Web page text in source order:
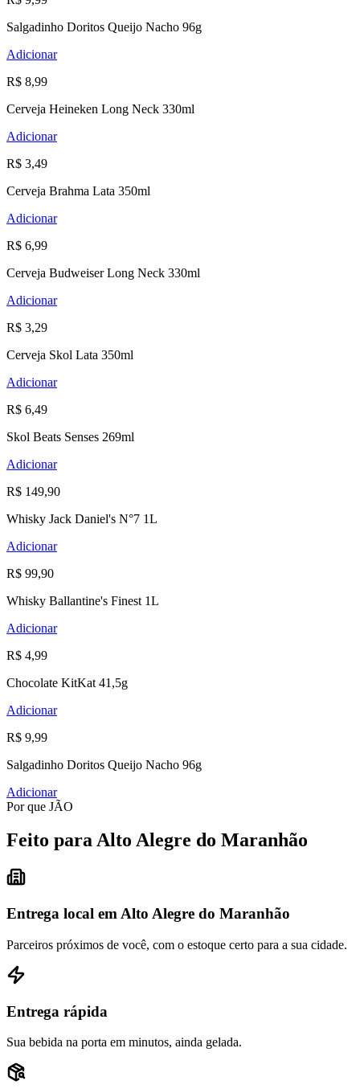
Salgadinho Doritos Queijo Nacho 96g
Adicionar
R$ 8,99
Cerveja Heineken Long Neck 330ml
Adicionar
R$ 3,49
Cerveja Brahma Lata 350ml
Adicionar
R$ 6,99
Cerveja Budweiser Long Neck 330ml
Adicionar
R$ 3,29
Cerveja Skol Lata 350ml
Adicionar
R$ 6,49
Skol Beats Senses 269ml
Adicionar
R$ 149,90
Whisky Jack Daniel's N°7 1L
Adicionar
R$ 99,90
Whisky Ballantine's Finest 1L
Adicionar
R$ 4,99
Chocolate KitKat 41,5g
Adicionar
R$ 9,99
Salgadinho Doritos Queijo Nacho 96g
Adicionar
Por que JÃO
Feito para Alto Alegre do Maranhão
Entrega local em Alto Alegre do Maranhão
Parceiros próximos de você, com o estoque certo para a sua cidade.
Entrega rápida
Sua bebida na porta em minutos, ainda gelada.